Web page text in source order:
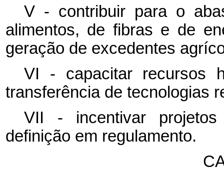
V - contribuir para o
alimentos, de fibras e de
geração de excedentes
VI - capacitar recursos
transferência de tecnologias
VII - incentivar
definição em regulamento.